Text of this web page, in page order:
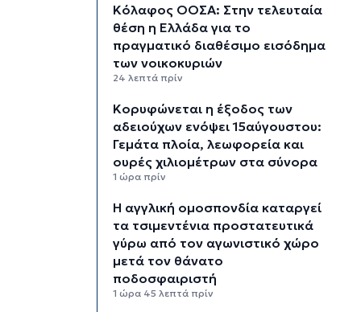
Κόλαφος ΟΟΣΑ: Στην τελευταία
θέση η Ελλάδα για το
πραγματικό διαθέσιμο εισόδημα
των νοικοκυριών
24 λεπτά πρίν
Κορυφώνεται η έξοδος των
αδειούχων ενόψει 15αύγουστου:
Γεμάτα πλοία, λεωφορεία και
ουρές χιλιομέτρων στα σύνορα
1 ώρα πρίν
Η αγγλική ομοσπονδία καταργεί
τα τσιμεντένια προστατευτικά
γύρω από τον αγωνιστικό χώρο
μετά τον θάνατο
ποδοσφαιριστή
1 ώρα 45 λεπτά πρίν